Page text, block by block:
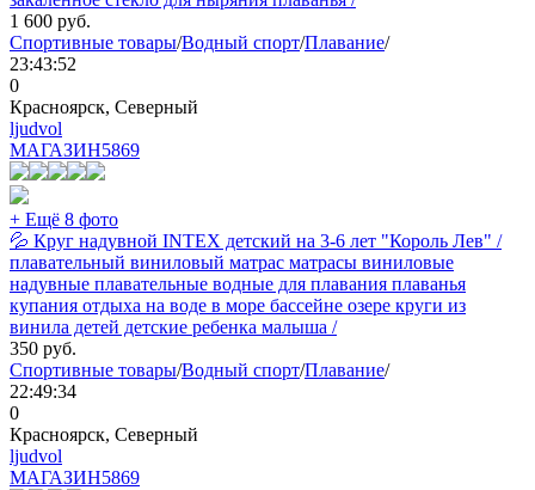
1 600 руб.
Спортивные товары/Водный спорт/Плавание/
23:43:52
0
Красноярск, Северный
ljudvol
МАГАЗИН5869
+ Ещё 8 фото
💦 Круг надувной INTEX детский на 3-6 лет "Король Лев" /
плавательный виниловый матрас матрасы виниловые
надувные плавательные водные для плавания плаванья
купания отдыха на воде в море бассейне озере круги из
винила детей детские ребенка малыша /
350 руб.
Спортивные товары/Водный спорт/Плавание/
22:49:34
0
Красноярск, Северный
ljudvol
МАГАЗИН5869